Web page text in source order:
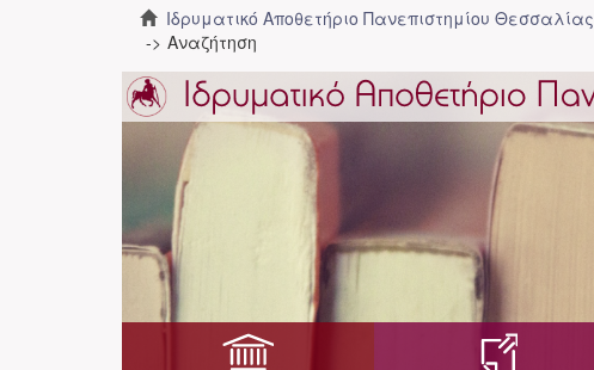
Ιδρυματικό Αποθετήριο Πανεπιστημίου Θεσσαλίας
Αναζήτηση